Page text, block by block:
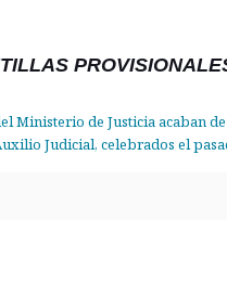
Ministerio de Justicia acaban
Judicial, celebrados el